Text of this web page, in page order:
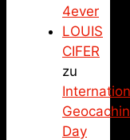
4ever
LOUIS
CIFER
zu
Day